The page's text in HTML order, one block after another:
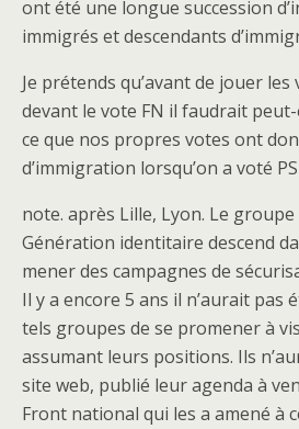
ont été une longue succession
immigrés et descendants
Je prétends qu’avant de jouer
devant le vote FN il faudrait
ce que nos propres votes ont
d’immigration lorsqu’on a voté
note. après Lille, Lyon. Le
Génération identitaire descend
mener des campagnes de
Il y a encore 5 ans il n’aurait pas
tels groupes de se promener à
assumant leurs positions. Ils
site web, publié leur agenda à
Front national qui les a amené à